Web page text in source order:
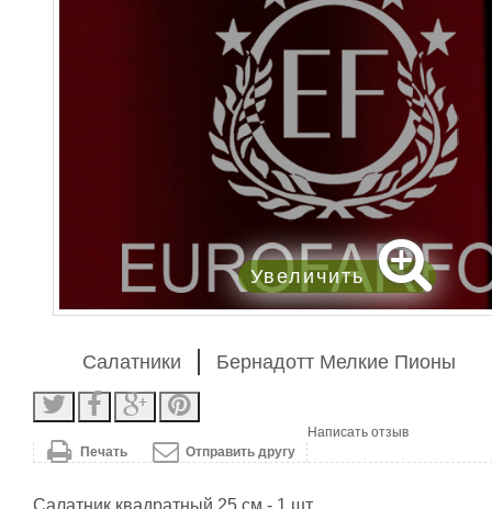
Увеличить
Салатники Бернадотт Мелкие Пионы
Отправить другу
Печать
Написать отзыв
Салатник квадратный 25 см - 1 шт